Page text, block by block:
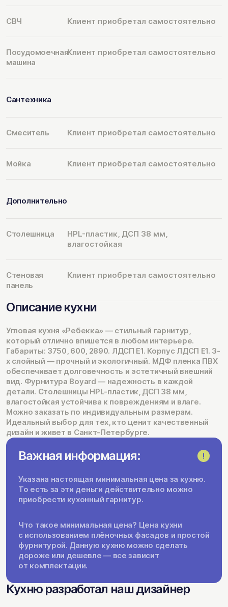
СВЧ Клиент приобретал самостоятельно
Посудомоечная
машина
Клиент приобретал самостоятельно
Сантехника
Смеситель Клиент приобретал самостоятельно
Мойка Клиент приобретал самостоятельно
Дополнительно
Столешница
HPL-пластик, ДСП 38 мм,
влагостойкая
Стеновая
панель
Клиент приобретал самостоятельно
Описание кухни
Угловая кухня «Ребекка» — стильный гарнитур,
который отлично впишется в любом интерьере.
Габариты: 3750, 600, 2890. ЛДСП Е1. Корпус ЛДСП Е1. 3-
х слойный — прочный и экологичный. МДФ пленка ПВХ
обеспечивает долговечность и эстетичный внешний
вид. Фурнитура Boyard — надежность в каждой
детали. Столешницы HPL-пластик, ДСП 38 мм,
влагостойкая устойчива к повреждениям и влаге.
Можно заказать по индивидуальным размерам.
Идеальный выбор для тех, кто ценит качественный
дизайн и живет в Санкт-Петербурге.
Важная информация:
Указана настоящая минимальная цена за кухню.
То есть за эти деньги действительно можно
приобрести кухонный гарнитур.
Что такое минимальная цена? Цена кухни
с использованием плёночных фасадов и простой
фурнитурой. Данную кухню можно сделать
дороже или дешевле — все зависит
от комплектации.
Кухню разработал наш дизайнер